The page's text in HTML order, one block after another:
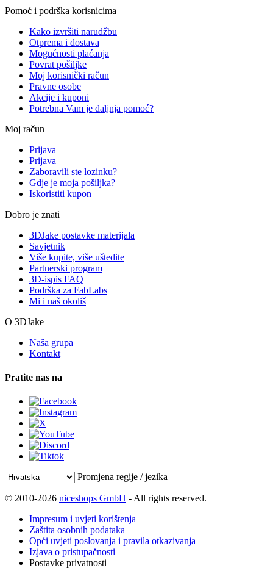
Pomoć i podrška korisnicima
Kako izvršiti narudžbu
Otprema i dostava
Mogućnosti plaćanja
Povrat pošiljke
Moj korisnički račun
Pravne osobe
Akcije i kuponi
Potrebna Vam je daljnja pomoć?
Moj račun
Prijava
Prijava
Zaboravili ste lozinku?
Gdje je moja pošiljka?
Iskoristiti kupon
Dobro je znati
3DJake postavke materijala
Savjetnik
Više kupite, više uštedite
Partnerski program
3D-ispis FAQ
Podrška za FabLabs
Mi i naš okoliš
O 3DJake
Naša grupa
Kontakt
Pratite nas na
Promjena regije / jezika
© 2010-2026 niceshops GmbH - All rights reserved.
Impresum i uvjeti korištenja
Zaštita osobnih podataka
Opći uvjeti poslovanja i pravila otkazivanja
Izjava o pristupačnosti
Postavke privatnosti